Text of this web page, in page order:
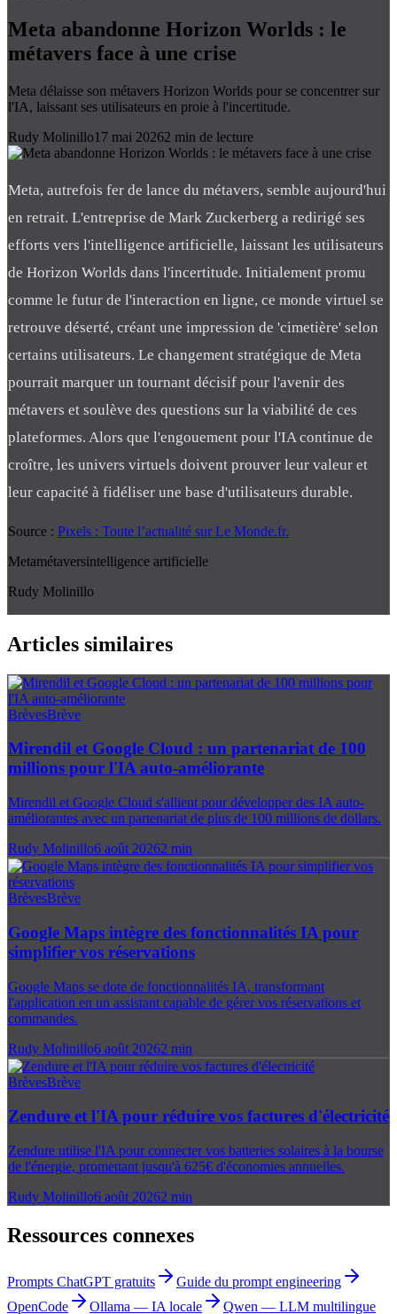
Meta abandonne Horizon Worlds : le
métavers face à une crise
Meta délaisse son métavers Horizon Worlds pour se concentrer sur
l'IA, laissant ses utilisateurs en proie à l'incertitude.
Rudy Molinillo17 mai 20262 min de lecture
Meta, autrefois fer de lance du métavers, semble aujourd'hui
en retrait. L'entreprise de Mark Zuckerberg a redirigé ses
efforts vers l'intelligence artificielle, laissant les utilisateurs
de Horizon Worlds dans l'incertitude. Initialement promu
comme le futur de l'interaction en ligne, ce monde virtuel se
retrouve déserté, créant une impression de 'cimetière' selon
certains utilisateurs. Le changement stratégique de Meta
pourrait marquer un tournant décisif pour l'avenir des
métavers et soulève des questions sur la viabilité de ces
plateformes. Alors que l'engouement pour l'IA continue de
croître, les univers virtuels doivent prouver leur valeur et
leur capacité à fidéliser une base d'utilisateurs durable.
Source : Pixels : Toute l’actualité sur Le Monde.fr.
Metamétaversintelligence artificielle
Rudy Molinillo
Articles similaires
BrèvesBrève
Mirendil et Google Cloud : un partenariat de 100
millions pour l'IA auto-améliorante
Mirendil et Google Cloud s'allient pour développer des IA auto-
améliorantes avec un partenariat de plus de 100 millions de dollars.
Rudy Molinillo6 août 20262 min
BrèvesBrève
Google Maps intègre des fonctionnalités IA pour
simplifier vos réservations
Google Maps se dote de fonctionnalités IA, transformant
l'application en un assistant capable de gérer vos réservations et
commandes.
Rudy Molinillo6 août 20262 min
BrèvesBrève
Zendure et l'IA pour réduire vos factures d'électricité
Zendure utilise l'IA pour connecter vos batteries solaires à la bourse
de l'énergie, promettant jusqu'à 625€ d'économies annuelles.
Rudy Molinillo6 août 20262 min
Ressources connexes
Prompts ChatGPT gratuits
Guide du prompt engineering
OpenCode
Ollama — IA locale Qwen — LLM multilingue